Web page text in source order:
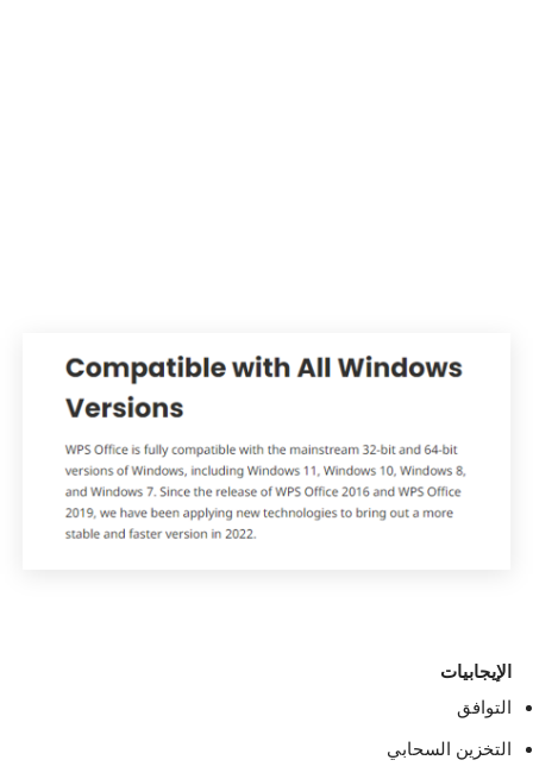
الإيجابيات
التوافق
التخزين السحابي